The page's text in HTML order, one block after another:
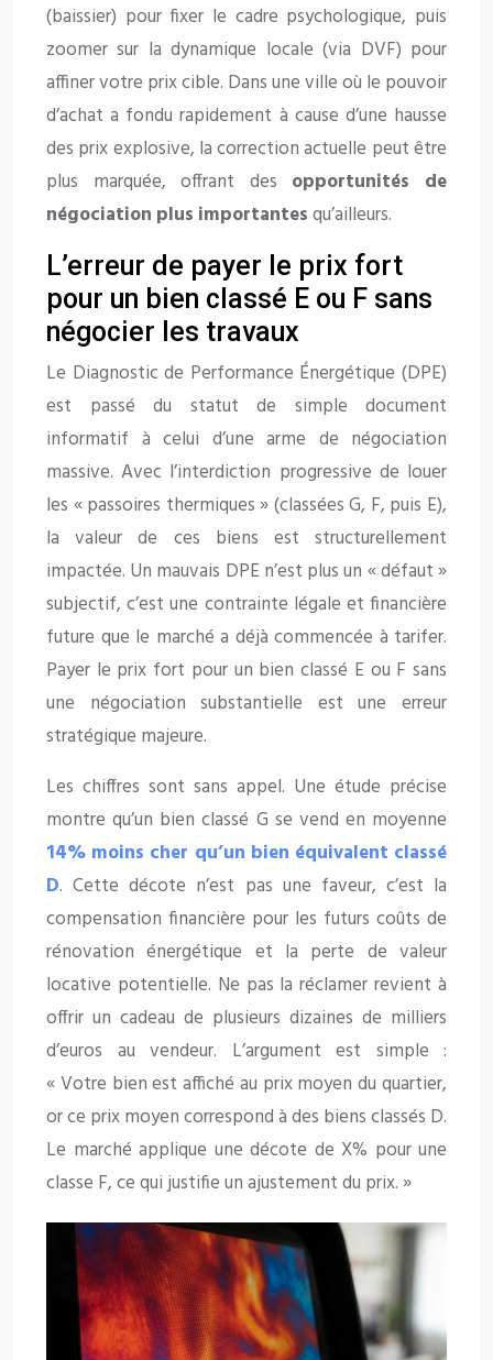
(baissier) pour fixer le cadre psychologique, puis
zoomer sur la dynamique locale (via DVF) pour
affiner votre prix cible. Dans une ville où le pouvoir
d’achat a fondu rapidement à cause d’une hausse
des prix explosive, la correction actuelle peut être
plus marquée, offrant des opportunités de
négociation plus importantesqu’ailleurs.
L’erreur de payer le prix fort
pour un bien classé E ou F sans
négocier les travaux
Le Diagnostic de Performance Énergétique (DPE)
est passé du statut de simple document
informatif à celui d’une arme de négociation
massive. Avec l’interdiction progressive de louer
les « passoires thermiques » (classées G, F, puis E),
la valeur de ces biens est structurellement
impactée. Un mauvais DPE n’est plus un « défaut »
subjectif, c’est une contrainte légale et financière
future que le marché a déjà commencée à tarifer.
Payer le prix fort pour un bien classé E ou F sans
une négociation substantielle est une erreur
stratégique majeure.
Les chiffres sont sans appel. Une étude précise
montre qu’un bien classé G se vend en moyenne
14% moins cher qu’un bien équivalent classé
D. Cette décote n’est pas une faveur, c’est la
compensation financière pour les futurs coûts de
rénovation énergétique et la perte de valeur
locative potentielle. Ne pas la réclamer revient à
offrir un cadeau de plusieurs dizaines de milliers
d’euros au vendeur. L’argument est simple :
« Votre bien est affiché au prix moyen du quartier,
or ce prix moyen correspond à des biens classés D.
Le marché applique une décote de X% pour une
classe F, ce qui justifie un ajustement du prix. »